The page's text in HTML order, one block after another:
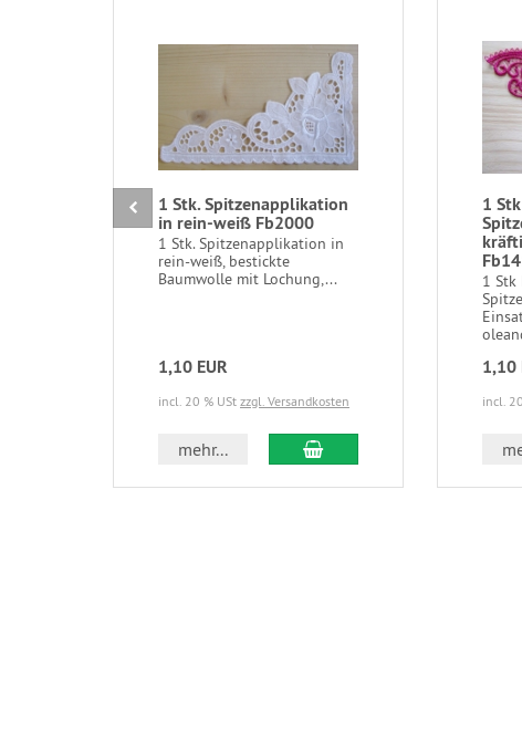
1 Stk. Spitzenapplikation
in rein-weiß Fb2000
1 Stk. Spitzenapplikation in
rein-weiß, bestickte
Baumwolle mit Lochung,...
1,10 EUR
incl. 20 % USt zzgl. Versandkosten
mehr... In den Warenkorb
1
1 Stk
1,10
incl.